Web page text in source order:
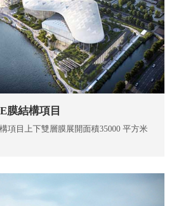
膜結構項目
項目上下雙層膜展開面積35000 平方米